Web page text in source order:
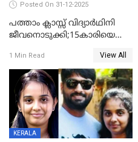
Posted On 31-12-2025
പത്താം ക്ലാസ്സ് വിദ്യാര്‍ഥിനി
ജീവനൊടുക്കി;15കാരിയെ
കിടപ്പുമുറിയില്‍ തൂങ്ങി മരിച്ച
നിലയിൽ
1 Min Read View All
KERALA